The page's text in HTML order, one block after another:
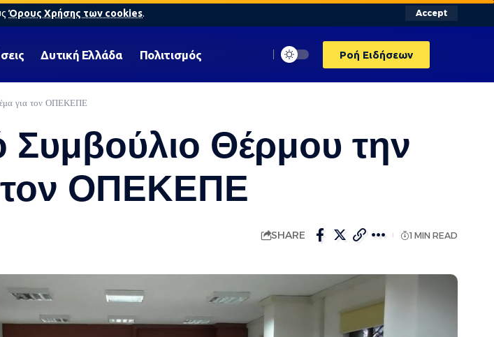
Όρους Χρήσης των cookies. Accept
Δυτική Ελλάδα Πολιτισμός Ροή Ειδήσεων
για τον ΟΠΕΚΕΠΕ
Συμβούλιο Θέρμου την
τον ΟΠΕΚΕΠΕ
SHARE 1 MIN READ